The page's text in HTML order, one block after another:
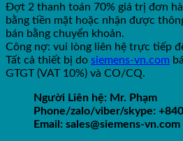
Đợt 2 thanh toán 70% giá trị đơn
bằng tiền mặt hoặc nhận được
bán bằng chuyển khoản.
Công nợ: vui lòng liên hệ trực tiếp
Tất cả thiết bị do siemens-vn.com
GTGT (VAT 10%) và CO/CQ.
Người Liên hệ: Mr. Phạm
Phone/zalo/viber/skype:
Email: sales@siemens-vn.com